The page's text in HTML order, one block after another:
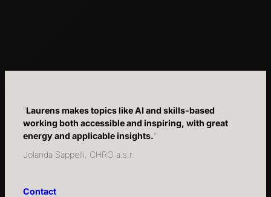
“Laurens makes topics like AI and skills-based
working both accessible and inspiring, with great
energy and applicable insights.“
Jolanda Sappelli, CHRO a.s.r.
Contact